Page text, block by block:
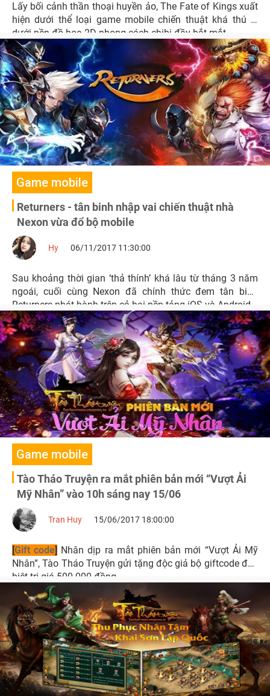
Lấy bối cảnh thần thoại huyền ảo, The Fate of Kings xuất
hiện dưới thể loại game mobile chiến thuật khá thú vị
dưới nền đồ họa 2D phong cách chibi đầy bắt mắt.
Game mobile
Returners - tân binh nhập vai chiến thuật nhà
Nexon vừa đổ bộ mobile
Hy 06/11/2017 11:30:00
Sau khoảng thời gian ‘thả thính’ khá lâu từ tháng 3 năm
ngoái, cuối cùng Nexon đã chính thức đem tân binh
Returners phát hành trên cả hai nền tảng iOS và Android.
Game mobile
Tào Tháo Truyện ra mắt phiên bản mới “Vượt Ải
Mỹ Nhân” vào 10h sáng nay 15/06
Tran Huy 15/06/2017 18:00:00
[Gift code] Nhân dịp ra mắt phiên bản mới “Vượt Ải Mỹ
Nhân”, Tào Tháo Truyện gửi tặng độc giả bộ giftcode đặc
biệt trị giá 500.000 đồng.